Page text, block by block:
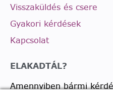
Visszaküldés és csere
Gyakori kérdések
Kapcsolat
ELAKADTÁL?
Amennyiben bármi